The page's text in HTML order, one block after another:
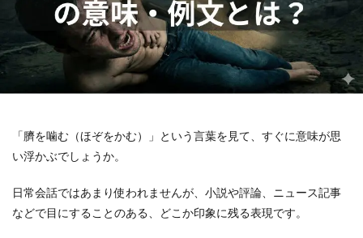
「臍を噛む（ほぞをかむ）」という言葉を見て、すぐに意味が思
い浮かぶでしょうか。
日常会話ではあまり使われませんが、小説や評論、ニュース記事
などで目にすることのある、どこか印象に残る表現です。